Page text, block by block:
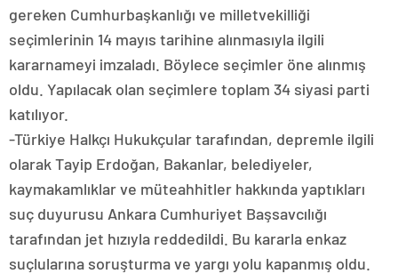
gereken Cumhurbaşkanlığı ve milletvekilliği
seçimlerinin 14 mayıs tarihine alınmasıyla ilgili
kararnameyi imzaladı. Böylece seçimler öne alınmış
oldu. Yapılacak olan seçimlere toplam 34 siyasi parti
katılıyor.
-Türkiye Halkçı Hukukçular tarafından, depremle ilgili
olarak Tayip Erdoğan, Bakanlar, belediyeler,
kaymakamlıklar ve müteahhitler hakkında yaptıkları
suç duyurusu Ankara Cumhuriyet Başsavcılığı
tarafından jet hızıyla reddedildi. Bu kararla enkaz
suçlularına soruşturma ve yargı yolu kapanmış oldu.